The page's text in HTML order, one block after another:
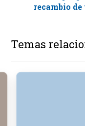
recambio
Temas